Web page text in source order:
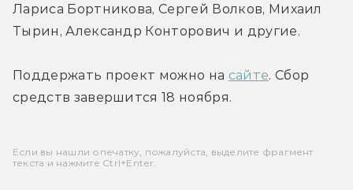
Лариса Бортникова, Сергей Волков, Михаил
Тырин, Александр Конторович и другие.
Поддержать проект можно на сайте. Сбор
средств завершится 18 ноября.
Если вы нашли опечатку, пожалуйста, выделите фрагмент
текста и нажмите Ctrl+Enter.